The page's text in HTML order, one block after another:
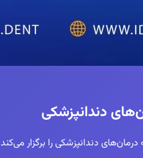
دندانپزشکی
دندانپزشکی را برگزار می‌کند